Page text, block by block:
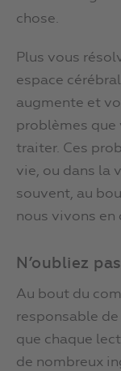
chose.
Plus vous
espace
augmente et
problèmes que
traiter. Ces
vie, ou dans la
souvent, au
nous vivons en
N’oubliez
Au bout du
responsable
que chaque
de nombreux